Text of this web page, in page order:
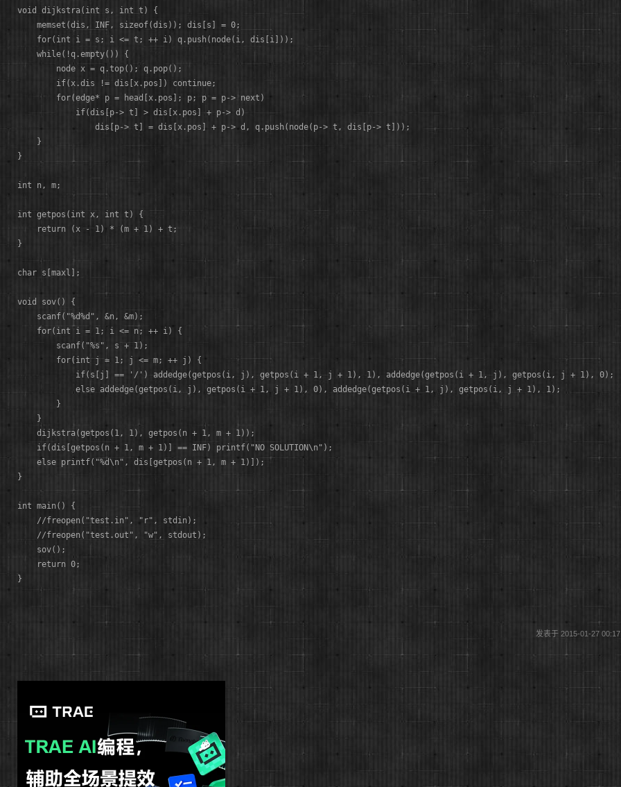
void dijkstra(int s, int t) {
    memset(dis, INF, sizeof(dis)); dis[s] = 0;
    for(int i = s; i <= t; ++ i) q.push(node(i, dis[i]));
    while(!q.empty()) {
        node x = q.top(); q.pop();
        if(x.dis != dis[x.pos]) continue;
        for(edge* p = head[x.pos]; p; p = p-> next)
            if(dis[p-> t] > dis[x.pos] + p-> d)
                dis[p-> t] = dis[x.pos] + p-> d, q.push(node(p-> t, dis[p-> t]));
    }
}
int n, m;
int getpos(int x, int t) {
    return (x - 1) * (m + 1) + t;
}
char s[maxl];
void sov() {
    scanf("%d%d", &n, &m);
    for(int i = 1; i <= n; ++ i) {
        scanf("%s", s + 1);
        for(int j = 1; j <= m; ++ j) {
            if(s[j] == '/') addedge(getpos(i, j), getpos(i + 1, j + 1), 1), addedge(getpos(i + 1, j), getpos(i, j + 1), 0);
            else addedge(getpos(i, j), getpos(i + 1, j + 1), 0), addedge(getpos(i + 1, j), getpos(i, j + 1), 1);
        }
    }
    dijkstra(getpos(1, 1), getpos(n + 1, m + 1));
    if(dis[getpos(n + 1, m + 1)] == INF) printf("NO SOLUTION\n");
    else printf("%d\n", dis[getpos(n + 1, m + 1)]);
}
int main() {
    //freopen("test.in", "r", stdin);
    //freopen("test.out", "w", stdout);
    sov();
    return 0;
发表于 2015-01-27 00:17